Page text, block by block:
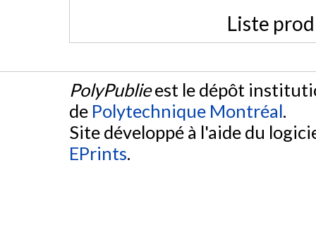
Liste
PolyPublieest le dépôt
de Polytechnique Montréal.
Site développé à l'aide du
EPrints.